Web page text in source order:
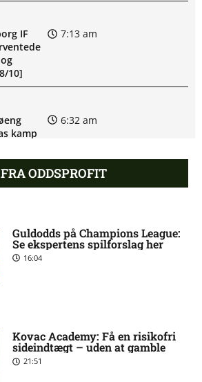
IF
10]
7:13 am
kamp
6:32 am
FC mod
6:09 am
6:07 am
ODDSPROFIT
Guldodds på Champions League:
Se ekspertens spilforslag her
16:04
Kovac Academy: Få en risikofri
sideindtægt – uden at gamble
21:51